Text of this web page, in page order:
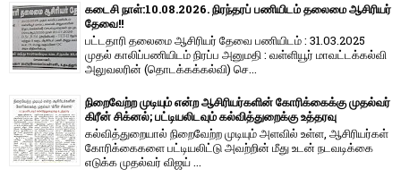
கடைசி நாள்:10.08.2026. நிரந்தரப் பணியிடம் தலைமை ஆசிரியர்
தேவை!!
பட்டதாரி தலைமை ஆசிரியர் தேவை பணியிடம் : 31.03.2025
முதல் காலிப்பணியிடம் நிரப்ப அனுமதி : வள்ளியூர் மாவட்டக்கல்வி
அலுவலரின் (தொடக்கக்கல்வி) செ...
நிறைவேற்ற முடியும் என்ற ஆசிரியர்களின் கோரிக்கைக்கு முதல்வர்
கிரீன் சிக்னல்; பட்டியலிடவும் கல்வித்துறைக்கு உத்தரவு
கல்வித்துறையால் நிறைவேற்ற முடியும் அளவில் உள்ள, ஆசிரியர்கள்
கோரிக்கைகளை பட்டியலிட்டு அவற்றின் மீது உடன் நடவடிக்கை
எடுக்க முதல்வர் விஜய் ...